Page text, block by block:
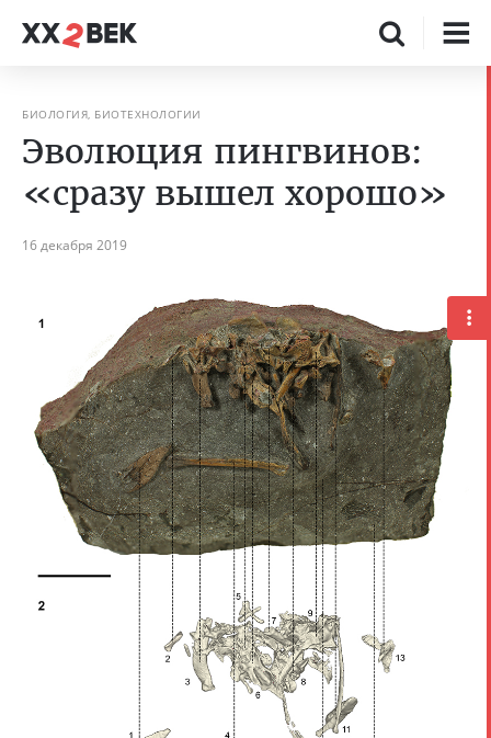
БИОЛОГИЯ, БИОТЕХНОЛОГИИ
Эволюция пингвинов:
«сразу вышел хорошо»
16 декабря 2019